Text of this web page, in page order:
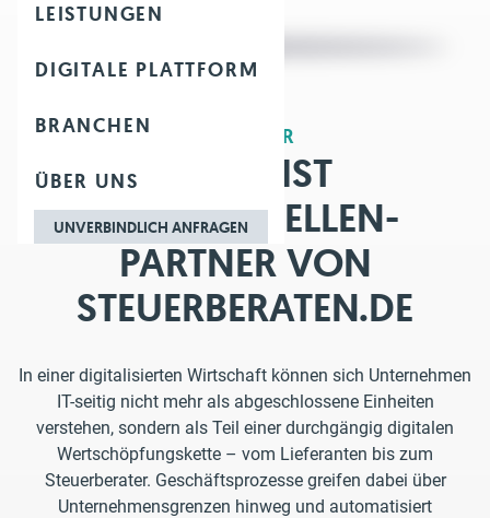
LEISTUNGEN
DIGITALE PLATTFORM
BRANCHEN
ÜBER UNS
UNVERBINDLICH ANFRAGEN
PARTNER
EXACT IST
SCHNITTSTELLEN-
PARTNER VON
STEUERBERATEN.DE
In einer digitalisierten Wirtschaft können sich Unternehmen
IT-seitig nicht mehr als abgeschlossene Einheiten
verstehen, sondern als Teil einer durchgängig digitalen
Wertschöpfungskette – vom Lieferanten bis zum
Steuerberater. Geschäftsprozesse greifen dabei über
Unternehmensgrenzen hinweg und automatisiert